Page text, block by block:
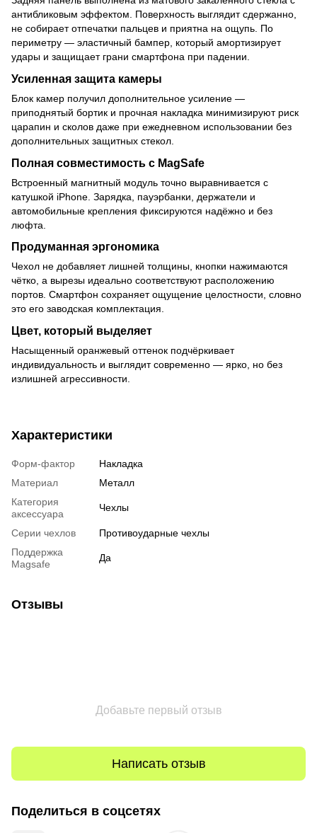
антибликовым эффектом. Поверхность выглядит сдержанно,
не собирает отпечатки пальцев и приятна на ощупь. По
периметру — эластичный бампер, который амортизирует
удары и защищает грани смартфона при падении.
Усиленная защита камеры
Блок камер получил дополнительное усиление —
приподнятый бортик и прочная накладка минимизируют риск
царапин и сколов даже при ежедневном использовании без
дополнительных защитных стекол.
Полная совместимость с MagSafe
Встроенный магнитный модуль точно выравнивается с
катушкой iPhone. Зарядка, пауэрбанки, держатели и
автомобильные крепления фиксируются надёжно и без
люфта.
Продуманная эргономика
Чехол не добавляет лишней толщины, кнопки нажимаются
чётко, а вырезы идеально соответствуют расположению
портов. Смартфон сохраняет ощущение целостности, словно
это его заводская комплектация.
Цвет, который выделяет
Насыщенный оранжевый оттенок подчёркивает
индивидуальность и выглядит современно — ярко, но без
излишней агрессивности.
Характеристики
Форм-фактор
Накладка
Материал
Металл
Категория
аксессуара
Чехлы
Серии чехлов
Противоударные чехлы
Поддержка
Magsafe
Да
Отзывы
Добавьте первый отзыв
Написать отзыв
Поделиться в соцсетях